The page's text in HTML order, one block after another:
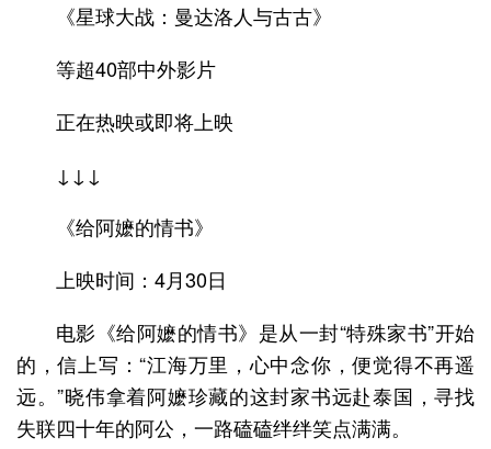
《星球大战：曼达洛人与古古》
等超40部中外影片
正在热映或即将上映
↓↓↓
《给阿嬷的情书》
上映时间：4月30日
电影《给阿嬷的情书》是从一封“特殊家书”开始
的，信上写：“江海万里，心中念你，便觉得不再遥
远。”晓伟拿着阿嬷珍藏的这封家书远赴泰国，寻找
失联四十年的阿公，一路磕磕绊绊笑点满满。